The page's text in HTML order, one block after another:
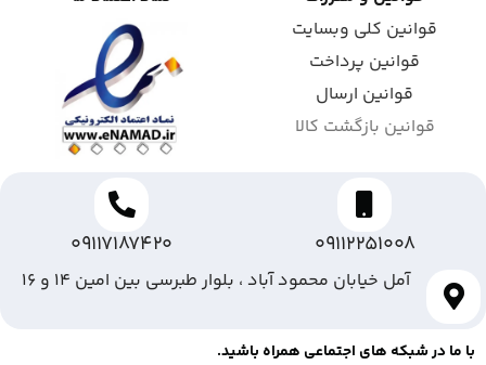
قوانین کلی وبسایت
قوانین پرداخت
قوانین ارسال
قوانین بازگشت کالا
09112251008
09117187420
آمل خیابان محمود آباد ، بلوار طبرسی بین امین ۱۴ و ۱۶
با ما در شبکه های اجتماعی همراه باشید.